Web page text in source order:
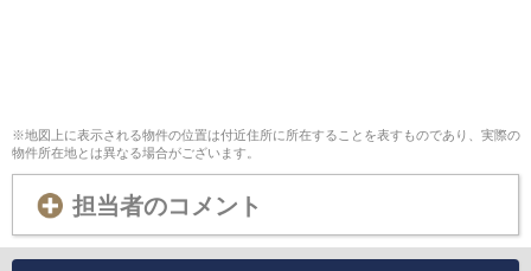
※地図上に表示される物件の位置は付近住所に所在することを表すものであり、実際の
物件所在地とは異なる場合がございます。
担当者のコメント